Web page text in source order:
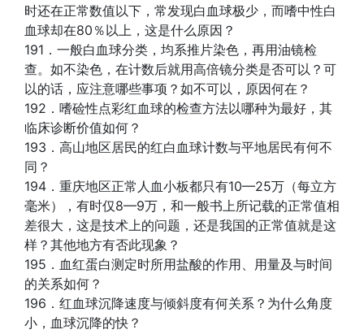
时还在正常数值以下，常发现白血球极少，而嗜中性白
血球却在80％以上，这是什么原因？
191．一般白血球分类，均系推片染色，再用油镜检
查。如不染色，在计数后就用高倍镜分类是否可以？可
以的话，应注意哪些事项？如不可以，原因何在？
192．嗜硷性点彩红血球的检查方法以哪种为最好，其
临床诊断价值如何？
193．高山地区居民的红白血球计数与平地居民有何不
同？
194．重庆地区正常人血小板都只有10—25万（每立方
毫米），有时仅8—9万，和一般书上所记载的正常值相
差很大，这是技术上的问题，还是我国的正常值就是这
样？其他地方有否此现象？
195．血红蛋白测定时所用盐酸的作用、用量及与时间
的关系如何？
196．红血球沉降速度与倾斜度有何关系？为什么角度
小，血球沉降的快？